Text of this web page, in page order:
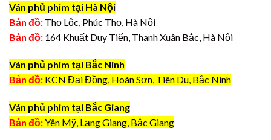
Ván phủ phim tại Hà Nội
Bản đồ: Thọ Lộc, Phúc Thọ, Hà Nội
Bản đồ: 164 Khuất Duy Tiến, Thanh Xuân Bắc, Hà Nội
Ván phủ phim tại Bắc Ninh
Bản đồ: KCN Đại Đồng, Hoàn Sơn, Tiên Du, Bắc Ninh
Ván phủ phim tại Bắc Giang
Bản đồ:Yên Mỹ, Lạng Giang, Bắc Giang